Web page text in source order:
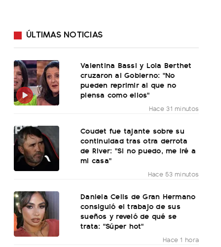
ÚLTIMAS NOTICIAS
Valentina Bassi y Lola Berthet
cruzaron al Gobierno: "No
pueden reprimir al que no
piensa como ellos"
Hace 31 minutos
Coudet fue tajante sobre su
continuidad tras otra derrota
de River: "Si no puedo, me iré a
mi casa"
Hace 53 minutos
Daniela Celis de Gran Hermano
consiguió el trabajo de sus
sueños y reveló de qué se
trata: "Súper hot"
Hace 1 hora